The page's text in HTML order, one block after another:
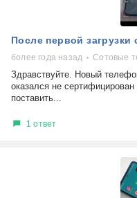
После первой загрузки
более года назад Сотовые
Здравствуйте. Новый
оказался не
поставить...
1 ответ